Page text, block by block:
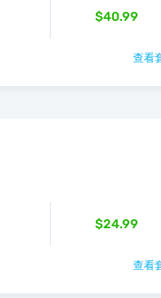
$40.99
查看
$24.99
查看